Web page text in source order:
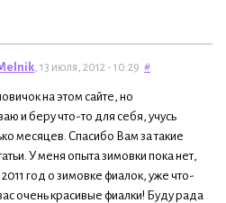
, 13 июля, 2012 - 10:29 #
на этом сайте, но
и беру что-то для себя, учусь
месяцев. Спасибо Вам за такие
У меня опыта зимовки пока нет,
год о зимовке фиалок, уже что-
очень красивые фиалки! Буду рада